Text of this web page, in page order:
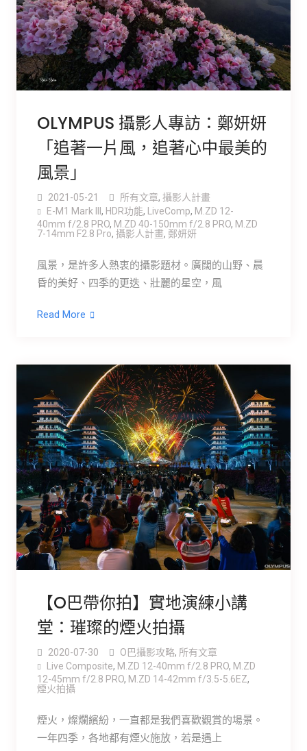
OLYMPUS 攝影人專訪：鄭妍妍
「追著一片風，追著心中最美的
風景」
2021-05-21 所有文章, 攝影人計畫
E-M1 Mark III , HDR功能, LiveComp, M.ZD 12-
40mm f/2.8 PRO, M.ZD 40-150mm f/2.8 PRO, M.ZD
7-14mm F2.8 Pro, 攝影人計畫, 鄭妍妍
風景，是許多人熱衷的攝影題材。廣闊的山野、晨
昏的美好、四季的更迭、壯麗的星空，風
Read More
【O巴帶你拍】實地演練小講
堂：璀璨的煙火拍攝
2020-07-30 O巴攝影攻略, 所有文章
Live Composite, M.ZD 12-40mm f/2.8 PRO, M.ZD
12-45mm f/2.8 PRO, M.ZD 14-42mm f/3.5-5.6EZ,
煙火拍攝
煙火，燦爛繽紛，一直都是我們喜歡觀賞的場景。
一年四季，各地都有煙火施放，若是遇上